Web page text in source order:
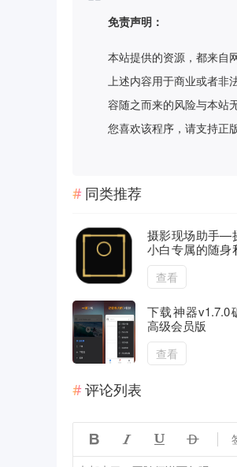
免责声明：
本站提供的资源，都来自
上述内容用于商业或者非
容随之而来的风险与本站
您喜欢该程序，请支持正
同类推荐
摄影现场助手—
小白专属的随身
｜安卓
查看
下载神器v1.7.0
高级会员版
查看
评论列表
   